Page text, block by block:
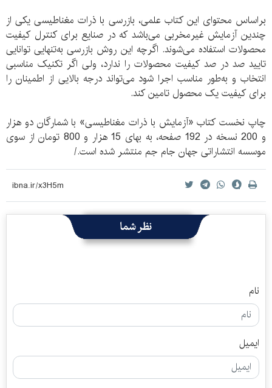
براساس محتوای این کتاب علمی، بازرسی با ذرات مغناطیسی یکی از
چندین آزمایش غیرمخربی می‌باشد که در صنایع برای کنترل کیفیت
محصولات استفاده می‌شوند. اگرچه این روش بازرسی به‌تنهایی توانایی
تایید صد در صد کیفیت محصولات را ندارد، ولی اگر تکنیک مناسبی
انتخاب و به‌طور مناسب اجرا شود می‌تواند درجه بالایی از اطمینان را
برای کیفیت یک محصول تامین کند.
چاپ نخست کتاب «آزمایش با ذرات مغناطیسی» با شمارگان دو هزار
و 200 نسخه در 192 صفحه، به بهای 15 هزار و 800 تومان از سوی
موسسه انتشاراتی جهان جام جم منتشر شده است./
نظر شما
نام
ایمیل